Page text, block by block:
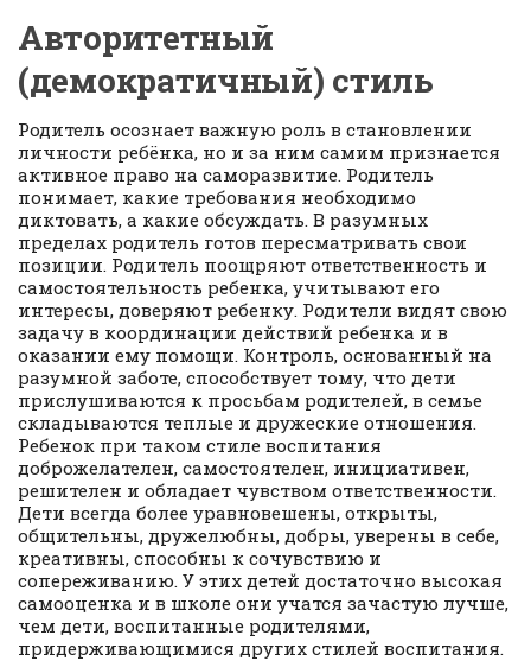
Авторитетный
(демократичный) стиль
Родитель осознает важную роль в становлении
личности ребёнка, но и за ним самим признается
активное право на саморазвитие. Родитель
понимает, какие требования необходимо
диктовать, а какие обсуждать. В разумных
пределах родитель готов пересматривать свои
позиции. Родитель поощряют ответственность и
самостоятельность ребенка, учитывают его
интересы, доверяют ребенку. Родители видят свою
задачу в координации действий ребенка и в
оказании ему помощи. Контроль, основанный на
разумной заботе, способствует тому, что дети
прислушиваются к просьбам родителей, в семье
складываются теплые и дружеские отношения.
Ребенок при таком стиле воспитания
доброжелателен, самостоятелен, инициативен,
решителен и обладает чувством ответственности.
Дети всегда более уравновешены, открыты,
общительны, дружелюбны, добры, уверены в себе,
креативны, способны к сочувствию и
сопереживанию. У этих детей достаточно высокая
самооценка и в школе они учатся зачастую лучше,
чем дети, воспитанные родителями,
придерживающимися других стилей воспитания.